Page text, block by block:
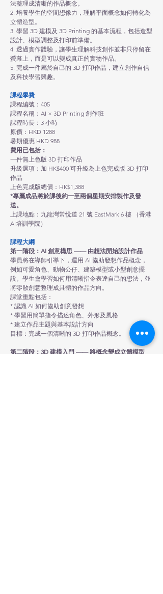
法整理成清晰的作品概念。
2. 培養學生的空間想像力，理解平面概念如何轉化為
立體造型。
3. 學習 3D 建模及 3D Printing 的基本流程，包括造型
設計、模型調整及打印前準備。
4. 透過實作體驗，讓學生理解科技創作並非只停留在
螢幕上，而是可以變成真正的實物作品。
5. 完成一件屬於自己的 3D 打印作品，建立創作自信
及科技學習興趣。
課程學費
課程編號：405
課程名稱：AI × 3D Printing 創作班
課程時長：3 小時
原價：HKD 1288
暑期優惠 HKD 988
費用已包括：
一件無上色版 3D 打印作品
升級選項：加 HK$400 可升級為上色完成版 3D 打印
作品
上色完成版總價：HK$1,388
*專屬成品將於課後約一至兩個星期安排製作及發
送。
上課地點：九龍灣常悅道 21 號 EastMark 6 樓 （香港
AI培訓學院）
課程大綱
第一階段：AI 創意構思 —— 由想法開始設計作品
學員將在導師引導下，運用 AI 協助發想作品概念，
例如可愛角色、動物公仔、建築模型或小型創意擺
設。學生會學習如何用清晰指令表達自己的想法，並
將零散創意整理成具體的作品方向。
課堂重點包括：
* 認識 AI 如何協助創意發想
* 學習用簡單指令描述角色、外形及風格
* 建立作品主題與基本設計方向
目標：完成一個清晰的 3D 打印作品概念。
第二階段：3D 建模入門 —— 將概念變成立體模型